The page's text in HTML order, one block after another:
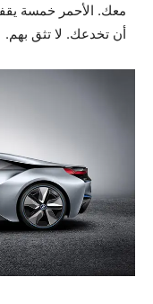
معك. الأحمر خمسة
أن تخدعك. لا تثق بهم.